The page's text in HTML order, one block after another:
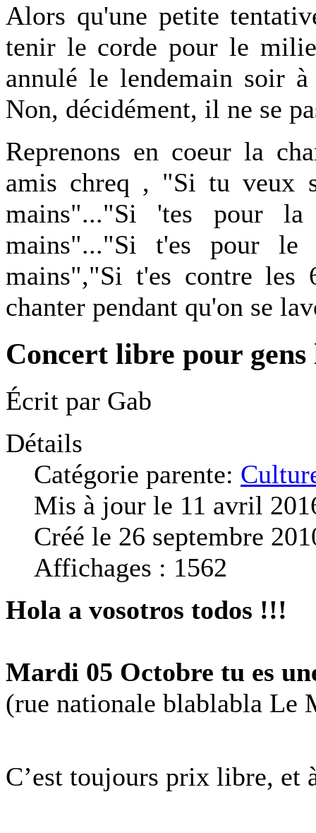
Alors qu'une petite
tenir le corde pour le
annulé le lendemain soir
Non, décidément, il ne se
Reprenons en coeur la
amis chreq , "Si tu veux
mains"..."Si 'tes pour
mains"..."Si t'es pour le
mains","Si t'es contre les
chanter pendant qu'on se
Concert libre pour
Écrit par Gab
Détails
Catégorie parente:
Mis à jour le 11 avril
Créé le 26 septembre
Affichages : 1562
Hola a vosotros todos !!!
Mardi 05 Octobre tu es
(rue nationale blablabla Le
C’est toujours prix libre, et